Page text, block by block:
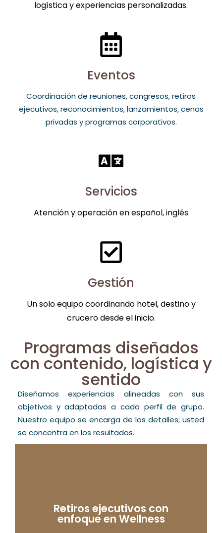
logística y experiencias personalizadas.
Eventos
Coordinación de reuniones, congresos, retiros
ejecutivos, reconocimientos, lanzamientos, cenas
privadas y programas corporativos.
Servicios
Atención y operación en español, inglés
Gestión
Un solo equipo coordinando hotel, destino y
crucero desde el inicio.
Programas diseñados
con contenido, logística y
sentido
Diseñamos experiencias alineadas con sus
objetivos y adaptadas a cada perfil de grupo.
Nuestro equipo se encarga de los detalles; usted
se concentra en los resultados.
Retiros ejecutivos con
enfoque en Wellness